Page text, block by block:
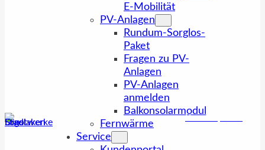
E-Mobilität
PV-Anlagen
Rundum-Sorglos-
Paket
Fragen zu PV-
Anlagen
PV-Anlagen
anmelden
Balkonsolarmodul
Fernwärme
Service
Kundenportal